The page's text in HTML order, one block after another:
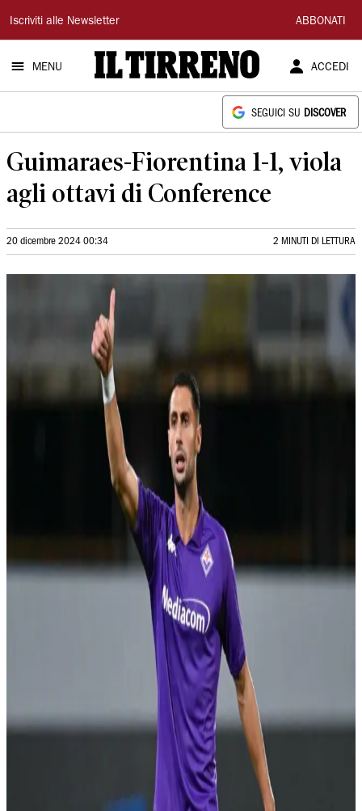
Il
Tirreno
Iscriviti alle Newsletter ABBONATI
MENU ACCEDI
SEGUICI SU DISCOVER
Guimaraes-Fiorentina 1-1, viola
agli ottavi di Conference
20 dicembre 2024 00:34 2 MINUTI DI LETTURA